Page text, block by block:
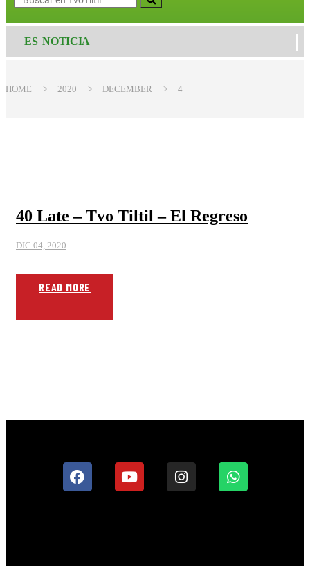
ES NOTICIA
HOME > 2020 > DECEMBER > 4
40 Late – Tvo Tiltil – El Regreso
DIC 04, 2020
READ MORE